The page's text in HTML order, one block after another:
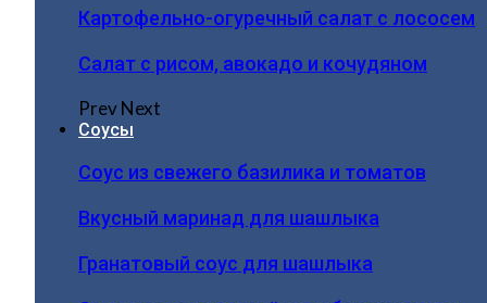
Картофельно-огуречный салат с лососем
Салат с рисом, авокадо и кочудяном
PrevNext
Соусы
Соус из свежего базилика и томатов
Вкусный маринад для шашлыка
Гранатовый соус для шашлыка